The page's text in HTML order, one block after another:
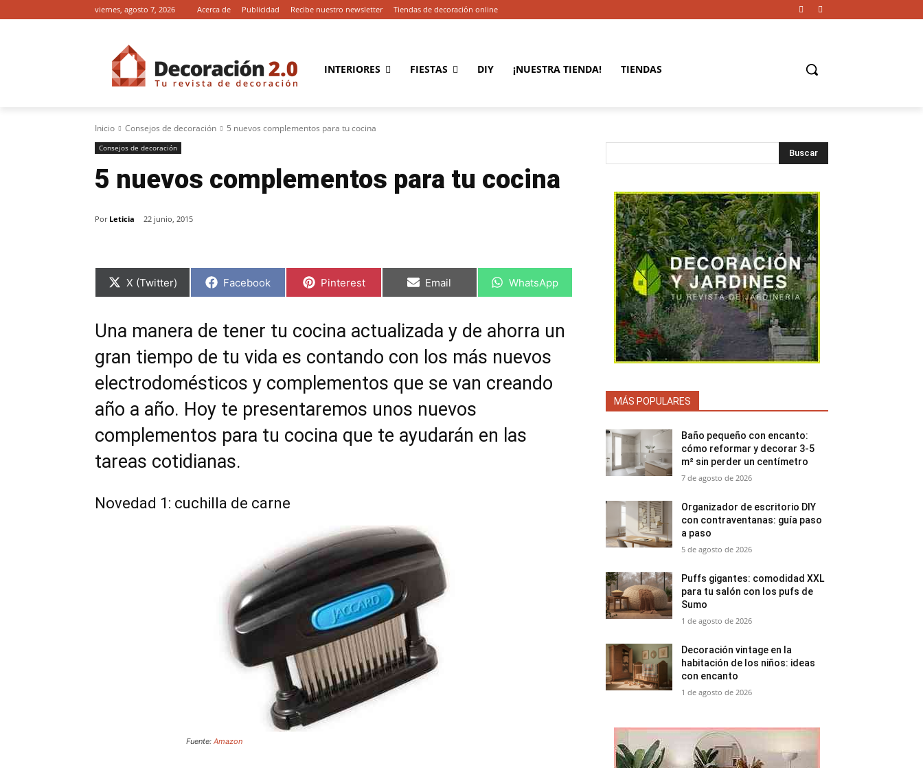
viernes, agosto 7, 2026 Acerca de Publicidad Recibe nuestro newsletter Tiendas de decoración online
INTERIORES FIESTAS DIY ¡NUESTRA TIENDA! TIENDAS
Inicio Consejos de decoración 5 nuevos complementos para tu cocina
Consejos de decoración
5 nuevos complementos para tu cocina
Por Leticia 22 junio, 2015
C
r
i
r
e
n
X (Twitter) C
a
r
i
r
n
Facebook C
a
r
i
r
n
Pinterest C
r
r
n
Email C
r
i
r
n
WhatsApp
Una manera de tener tu cocina actualizada y de ahorra un
gran tiempo de tu vida es contando con los más nuevos
electrodomésticos y complementos que se van creando
año a año. Hoy te presentaremos unos nuevos
complementos para tu cocina que te ayudarán en las
tareas cotidianas.
Novedad 1: cuchilla de carne
Fuente: Amazon
Buscar
MÁS POPULARES
Baño pequeño con encanto:
cómo reformar y decorar 3-5
m² sin perder un centímetro
7 de agosto de 2026
Organizador de escritorio DIY
con contraventanas: guía paso
a paso
5 de agosto de 2026
Puffs gigantes: comodidad XXL
para tu salón con los pufs de
Sumo
1 de agosto de 2026
Decoración vintage en la
habitación de los niños: ideas
con encanto
1 de agosto de 2026